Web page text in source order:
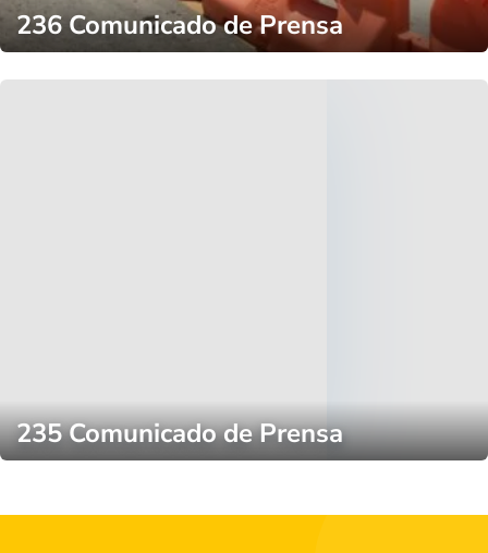
236 Comunicado de Prensa
235 Comunicado de Prensa